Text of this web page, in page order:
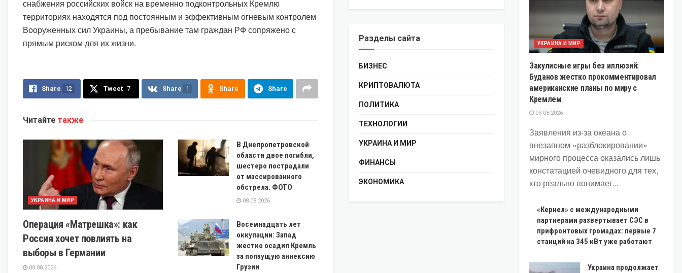
снабжения российских войск на временно подконтрольных Кремлю
территориях находятся под постоянным и эффективным огневым контролем
Вооруженных сил Украины, а пребывание там граждан РФ сопряжено с
прямым риском для их жизни.
Share 12 Tweet 7 Share 1 Share Share
Читайте также
УКРАИНА И МИР
Операция «Матрешка»: как
Россия хочет повлиять на
выборы в Германии
08.08.2026
В Днепропетровской
области двое погибли,
шестеро пострадали
от массированного
обстрела. ФОТО
08.08.2026
Восемнадцать лет
оккупации: Запад
жестко осадил Кремль
за ползущую аннексию
Грузии
Разделы сайта
БИЗНЕС
КРИПТОВАЛЮТА
ПОЛИТИКА
ТЕХНОЛОГИИ
УКРАИНА И МИР
ФИНАНСЫ
ЭКОНОМИКА
УКРАИНА И МИР
Закулисные игры без иллюзий:
Буданов жестко прокомментировал
американские планы по миру с
Кремлем
03.08.2026
Заявления из-за океана о
внезапном «разблокировании»
мирного процесса оказались лишь
констатацией очевидного для тех,
кто реально понимает...
«Кернел» с международными
партнерами развертывает СЭС в
прифронтовых громадах: первые 7
станций на 345 кВт уже работают
Украина продолжает